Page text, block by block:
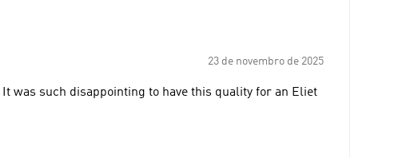
23 de novembro de 2025